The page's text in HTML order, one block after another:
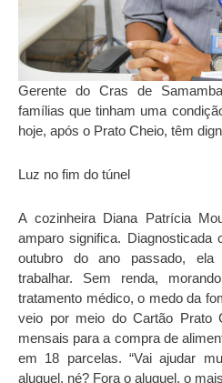
Gerente do Cras de
famílias que tinham uma
hoje, após o Prato Cheio, têm
Luz no fim do túnel
A cozinheira Diana Patrícia
amparo significa.
outubro do ano passado,
trabalhar. Sem renda,
tratamento médico, o medo da
veio por meio do Cartão Prato
mensais para a compra de
em 18 parcelas. “Vai ajudar
aluguel, né? Fora o aluguel, o